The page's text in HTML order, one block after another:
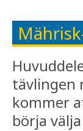
tävlingen
kommer
börja